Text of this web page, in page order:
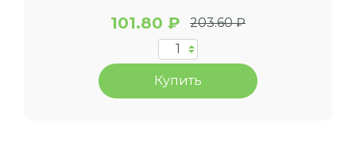
101.80 ₽ 203.60 ₽
Купить